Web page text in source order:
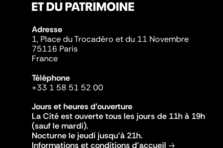
Adresse
1, Place du Trocadéro et du 11 Novembre
75116 Paris
France
Téléphone
+33 1 58 51 52 00
Jours et heures d'ouverture
La Cité est ouverte tous les jours de 11h à 19h
(sauf le mardi).
Nocturne le jeudi jusqu'à 21h.
Informations et conditions d'accueil